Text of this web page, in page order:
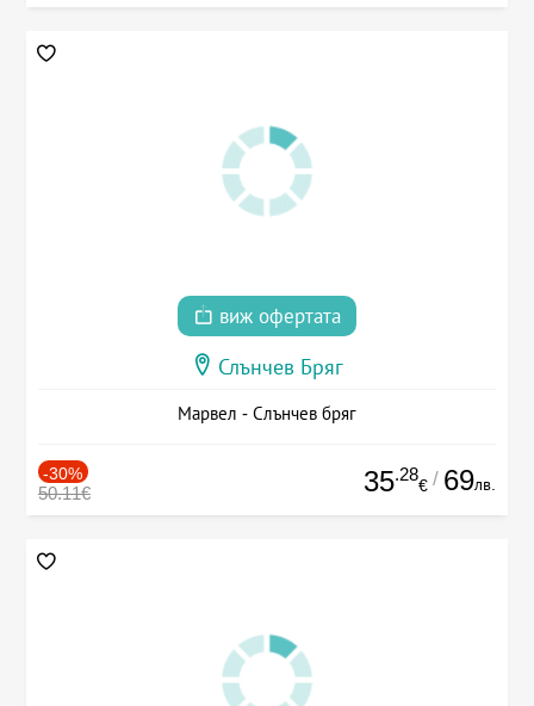
виж офертата
Слънчев Бряг
Марвел - Слънчев бряг
-30%
50.11€ 35.28
€ / 69лв.